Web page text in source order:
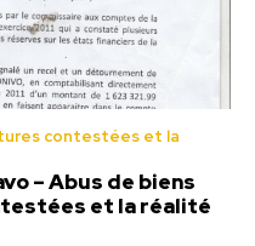
contestées et la
– Abus de biens
et la réalité